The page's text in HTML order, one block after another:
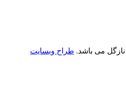
می باشد. طراح وبسایت